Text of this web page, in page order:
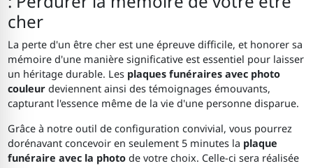
cher
La perte d'un être cher est une épreuve difficile, et honorer sa
mémoire d'une manière significative est essentiel pour laisser
un héritage durable. Les plaques funéraires avec photo
couleur deviennent ainsi des témoignages émouvants,
capturant l'essence même de la vie d'une personne disparue.
Grâce à notre outil de configuration convivial, vous pourrez
dorénavant concevoir en seulement 5 minutes la plaque
funéraire avec la photode votre choix. Celle-ci sera réalisée